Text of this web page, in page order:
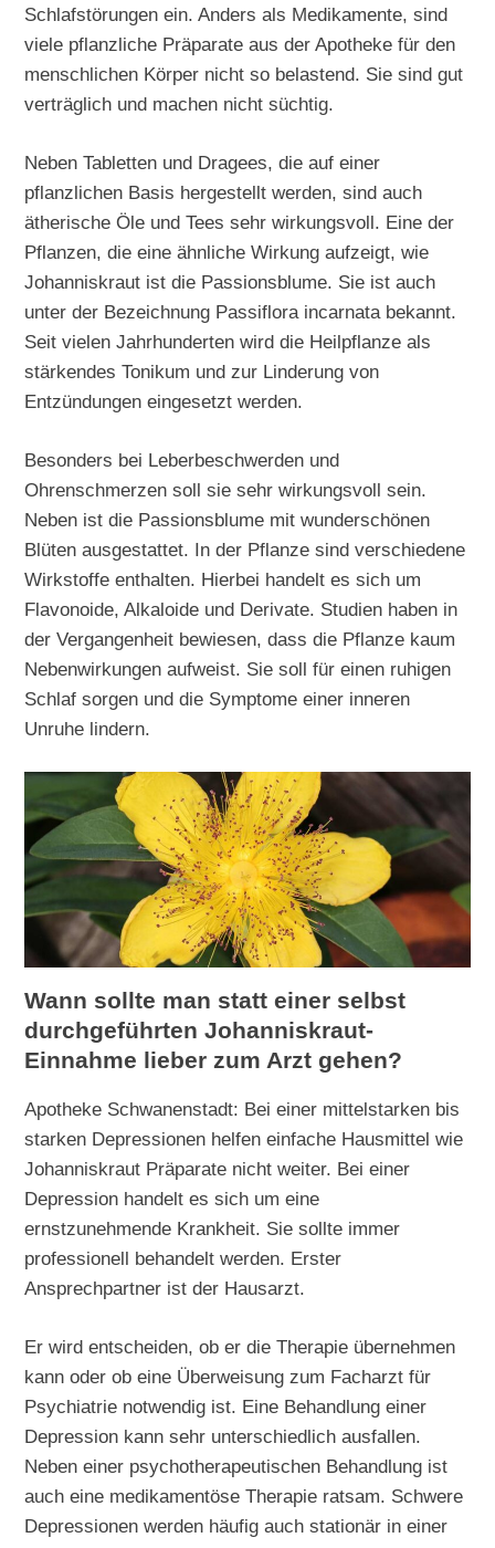
Schlafstörungen ein. Anders als Medikamente, sind
viele pflanzliche Präparate aus der Apotheke für den
menschlichen Körper nicht so belastend. Sie sind gut
verträglich und machen nicht süchtig.
Neben Tabletten und Dragees, die auf einer
pflanzlichen Basis hergestellt werden, sind auch
ätherische Öle und Tees sehr wirkungsvoll. Eine der
Pflanzen, die eine ähnliche Wirkung aufzeigt, wie
Johanniskraut ist die Passionsblume. Sie ist auch
unter der Bezeichnung Passiflora incarnata bekannt.
Seit vielen Jahrhunderten wird die Heilpflanze als
stärkendes Tonikum und zur Linderung von
Entzündungen eingesetzt werden.
Besonders bei Leberbeschwerden und
Ohrenschmerzen soll sie sehr wirkungsvoll sein.
Neben ist die Passionsblume mit wunderschönen
Blüten ausgestattet. In der Pflanze sind verschiedene
Wirkstoffe enthalten. Hierbei handelt es sich um
Flavonoide, Alkaloide und Derivate. Studien haben in
der Vergangenheit bewiesen, dass die Pflanze kaum
Nebenwirkungen aufweist. Sie soll für einen ruhigen
Schlaf sorgen und die Symptome einer inneren
Unruhe lindern.
Wann sollte man statt einer selbst
durchgeführten Johanniskraut-
Einnahme lieber zum Arzt gehen?
Apotheke Schwanenstadt: Bei einer mittelstarken bis
starken Depressionen helfen einfache Hausmittel wie
Johanniskraut Präparate nicht weiter. Bei einer
Depression handelt es sich um eine
ernstzunehmende Krankheit. Sie sollte immer
professionell behandelt werden. Erster
Ansprechpartner ist der Hausarzt.
Er wird entscheiden, ob er die Therapie übernehmen
kann oder ob eine Überweisung zum Facharzt für
Psychiatrie notwendig ist. Eine Behandlung einer
Depression kann sehr unterschiedlich ausfallen.
Neben einer psychotherapeutischen Behandlung ist
auch eine medikamentöse Therapie ratsam. Schwere
Depressionen werden häufig auch stationär in einer